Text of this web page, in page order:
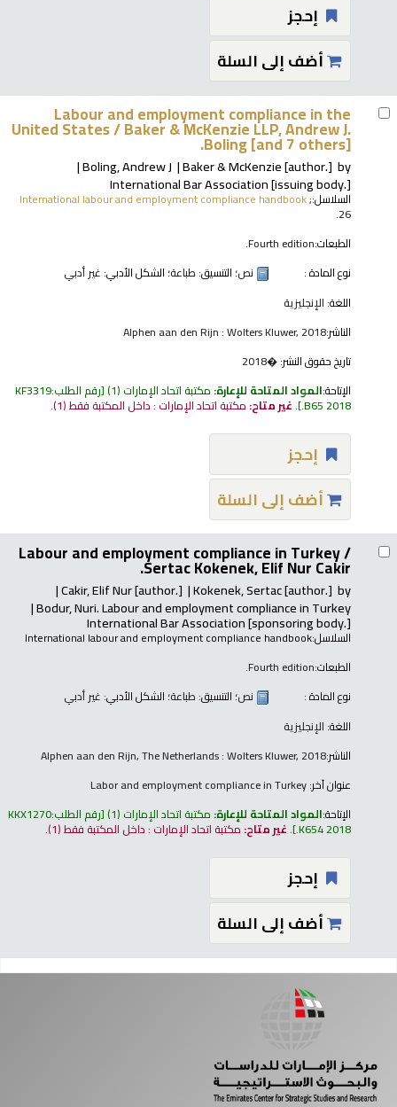
إحجز
أضف إلى السلة
Labour and employment compliance in the
United States /Baker & McKenzie LLP, Andrew J.
Boling [and 7 others].
by
Baker & McKenzie[author.]
Boling, Andrew J
International Bar Association[issuing body.]
السلاسل: International labour and employment compliance handbook;
26.
الطبعات:Fourth edition.
نوع المادة :
نص؛ التنسيق: طباعة؛ الشكل الأدبي: غير أدبي
اللغة: الإنجليزية
الناشر:Alphen aan den Rijn : Wolters Kluwer, 2018
تاريخ حقوق النشر:�2018
الإتاحة:المواد المتاحة للإعارة: مكتبة اتحاد الإمارات (1) رقم الطلب:KF3319
.B65 2018
.غير متاح: مكتبة اتحاد الإمارات : داخل المكتبة فقط(1).
إحجز
أضف إلى السلة
Labour and employment compliance in Turkey /
Sertac Kokenek, Elif Nur Cakir.
by
Kokenek, Sertac[author.]
Cakir, Elif Nur[author.]
Bodur, Nuri. Labour and employment compliance in Turkey
International Bar Association[sponsoring body.]
السلاسل:International labour and employment compliance handbook
الطبعات:Fourth edition.
نوع المادة :
نص؛ التنسيق: طباعة؛ الشكل الأدبي: غير أدبي
اللغة: الإنجليزية
الناشر:Alphen aan den Rijn, The Netherlands : Wolters Kluwer, 2018
عنوان آخر:Labor and employment compliance in Turkey
الإتاحة:المواد المتاحة للإعارة: مكتبة اتحاد الإمارات (1) رقم الطلب:KKX1270
.K654 2018
.غير متاح: مكتبة اتحاد الإمارات : داخل المكتبة فقط(1).
إحجز
أضف إلى السلة